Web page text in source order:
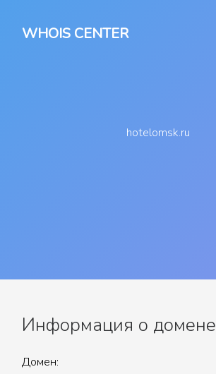
WHOIS CENTER
hotelomsk.ru
Информация о домене
Домен: